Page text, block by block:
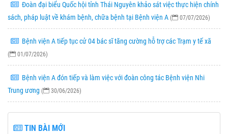
Đoàn đại biểu Quốc hội tỉnh Thái Nguyên khảo sát việc thực hiện chính
sách, pháp luật về khám bệnh, chữa bệnh tại Bệnh viện A ( 07/07/2026)
Bệnh viện A tiếp tục cử 04 bác sĩ tăng cường hỗ trợ các Trạm y tế xã
( 01/07/2026)
Bệnh viện A đón tiếp và làm việc với đoàn công tác Bệnh viện Nhi
Trung ương ( 30/06/2026)
TIN BÀI MỚI